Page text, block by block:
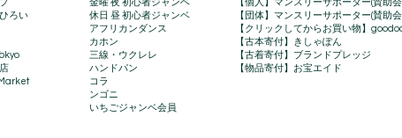
ろい
金曜 夜 初心者ジャンベ
休日 昼 初心者ジャンベ
アフリカンダンス
カホン
三線・ウクレレ
ハンドパン
コラ
ンゴニ
いちごジャンベ会員
【個人】マンスリーサポーター(賛助
【団体】マンスリーサポーター(賛助
【クリックしてからお買い物】
【古本寄付】きしゃぽん
【古着寄付】ブランドプレッジ
【物品寄付】お宝エイド